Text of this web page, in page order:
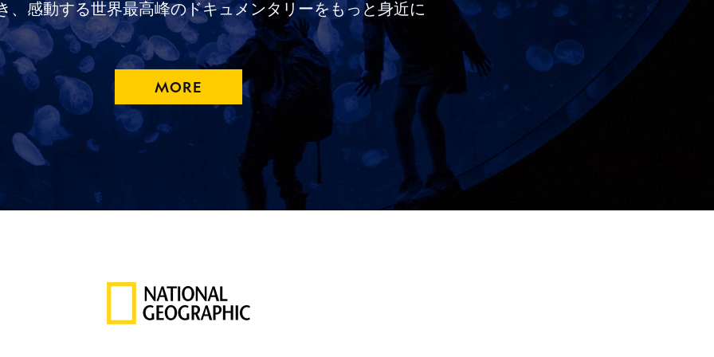
、 感動する世界最高峰のドキュメンタリーをもっと身近に
MORE